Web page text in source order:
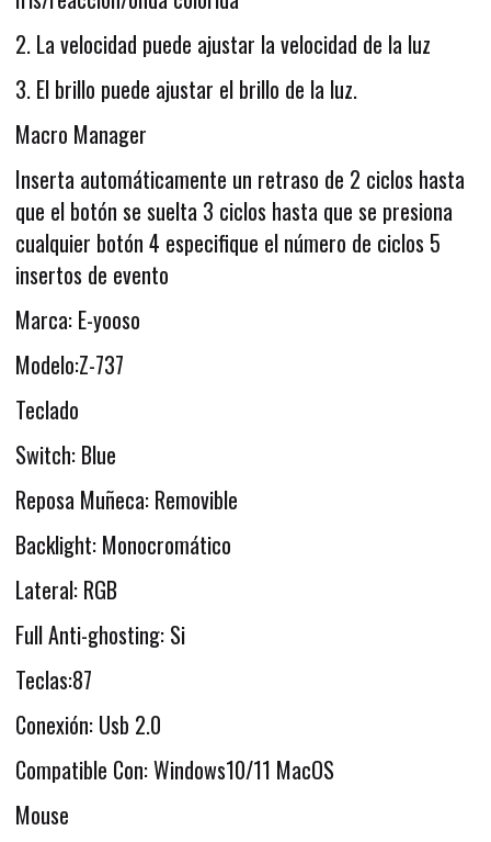
2. La velocidad puede ajustar la velocidad de la luz
3. El brillo puede ajustar el brillo de la luz.
Macro Manager
Inserta automáticamente un retraso de 2 ciclos hasta
que el botón se suelta 3 ciclos hasta que se presiona
cualquier botón 4 especifique el número de ciclos 5
insertos de evento
Marca: E-yooso
Modelo:Z-737
Teclado
Switch: Blue
Reposa Muñeca: Removible
Backlight: Monocromático
Lateral: RGB
Full Anti-ghosting: Si
Teclas:87
Conexión: Usb 2.0
Compatible Con: Windows10/11 MacOS
Mouse